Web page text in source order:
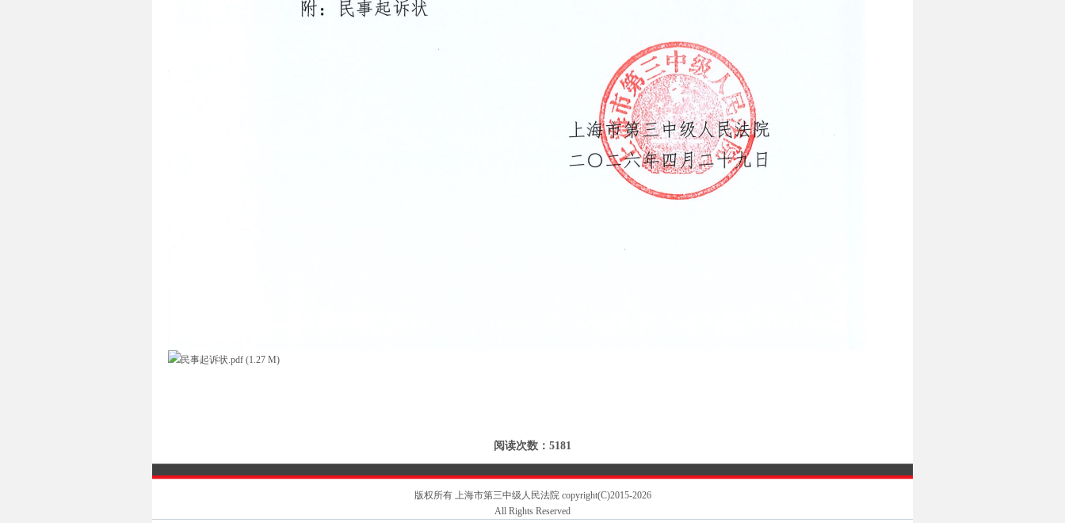
民事起诉状.pdf (1.27 M)
阅读次数：5181
版权所有 上海市第三中级人民法院 copyright(C)2015-2026
All Rights Reserved